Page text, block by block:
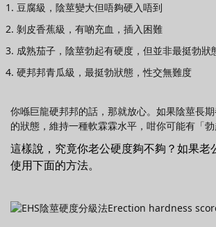
豆腐級，陰莖變大但唔夠硬入唔到
剝皮香蕉級，有啲充血，插入困難
成熟茄子，陰莖勃起有硬度，但並非最挺勃狀
硬邦邦青瓜級，最挺勃狀態，性交無難度
你喺巨龍硬邦邦的話，那就放心。如果陰莖長
的狀態，維持一種軟霖霖水平，咁你可能有「勃
這樣說，究竟你老公硬度夠不夠？如果老
使用下面的方法。